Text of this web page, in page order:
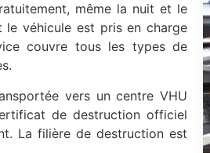
même la nuit et le
le véhicule est pris en charge
couvre tous les types de
vers un centre VHU
de destruction officiel
La filière de destruction est